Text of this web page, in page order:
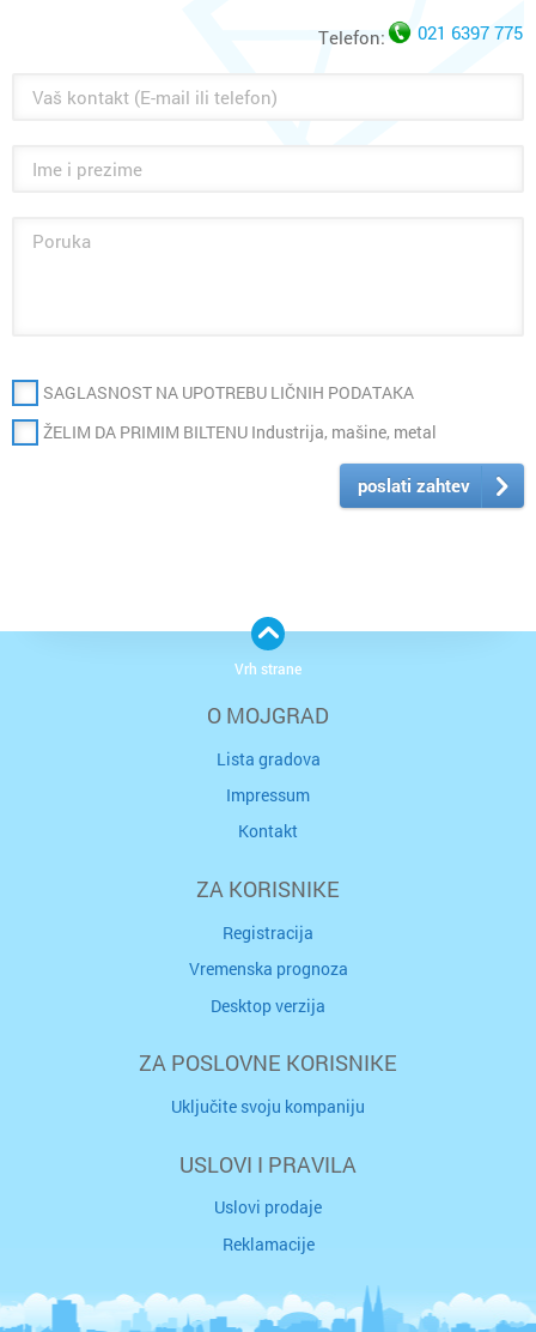
Telefon: 021 6397 775
SAGLASNOST NA UPOTREBU LIČNIH PODATAKA
ŽELIM DA PRIMIM BILTENU Industrija, mašine, metal
poslati zahtev
O MOJGRAD
Lista gradova
Impressum
Kontakt
ZA KORISNIKE
Registracija
Vremenska prognoza
Desktop verzija
ZA POSLOVNE KORISNIKE
Uključite svoju kompaniju
USLOVI I PRAVILA
Uslovi prodaje
Reklamacije
Vrh strane